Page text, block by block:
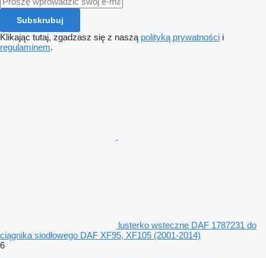
Subskrubuj
Klikając tutaj, zgadzasz się z naszą polityką prywatności i
regulaminem.
lusterko wsteczne DAF 1787231 do
ciągnika siodłowego DAF XF95, XF105 (2001-2014)
6